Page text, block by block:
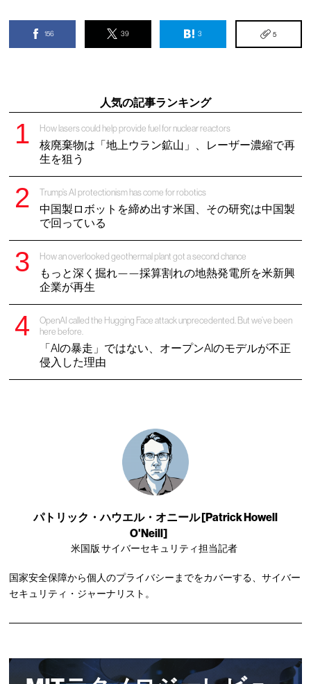
156 39 3 5
人気の記事ランキング
How lasers could help provide fuel for nuclear reactors
核廃棄物は「地上ウラン鉱山」、レーザー濃縮で再
生を狙う
Trump’s AI protectionism has come for robotics
中国製ロボットを締め出す米国、その研究は中国製
で回っている
How an overlooked geothermal plant got a second chance
もっと深く掘れ——採算割れの地熱発電所を米新興
企業が再生
OpenAI called the Hugging Face attack unprecedented. But we’ve been
here before.
「AIの暴走」ではない、オープンAIのモデルが不正
侵入した理由
パトリック・ハウエル・オニール [Patrick Howell
O'Neill]
米国版 サイバーセキュリティ担当記者
国家安全保障から個人のプライバシーまでをカバーする、サイバー
セキュリティ・ジャーナリスト。